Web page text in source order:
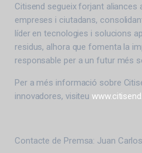
Citisend segueix forjant aliances
empreses i ciutadans,
líder en tecnologies i solucions
residus, alhora que fomenta la
responsable per a un futur més
Per a més informació sobre
innovadores, visiteu
Contacte de Premsa: Juan